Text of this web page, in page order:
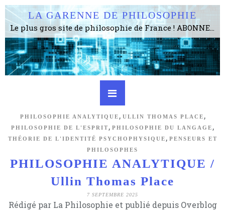
LA GARENNE DE PHILOSOPHIE
Le plus gros site de philosophie de France ! ABONNEZ-VOUS ! 4115 Articles, 1634 abonné·e·s, depuis 2006 . . . . . . . . 2 852 214 pages vues jusqu'à présent. Prestance et être apte à un plus grand nombre de choses.
PHILOSOPHIE ANALYTIQUE , ULLIN THOMAS PLACE ,
PHILOSOPHIE DE L'ESPRIT , PHILOSOPHIE DU LANGAGE ,
THÉORIE DE L'IDENTITÉ PSYCHOPHYSIQUE , PENSEURS ET
PHILOSOPHES
PHILOSOPHIE ANALYTIQUE /
Ullin Thomas Place
7 SEPTEMBRE 2025
Rédigé par La Philosophie et publié depuis Overblog